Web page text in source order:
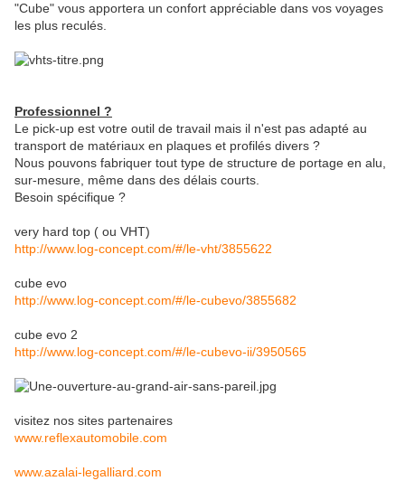
"Cube" vous apportera un confort appréciable dans vos voyages
les plus reculés.
Professionnel ?
Le pick-up est votre outil de travail mais il n'est pas adapté au
transport de matériaux en plaques et profilés divers ?
Nous pouvons fabriquer tout type de structure de portage en alu,
sur-mesure, même dans des délais courts.
Besoin spécifique ?
very hard top ( ou VHT)
http://www.log-concept.com/#/le-vht/3855622
cube evo
http://www.log-concept.com/#/le-cubevo/3855682
cube evo 2
http://www.log-concept.com/#/le-cubevo-ii/3950565
visitez nos sites partenaires
www.reflexautomobile.com
www.azalai-legalliard.com